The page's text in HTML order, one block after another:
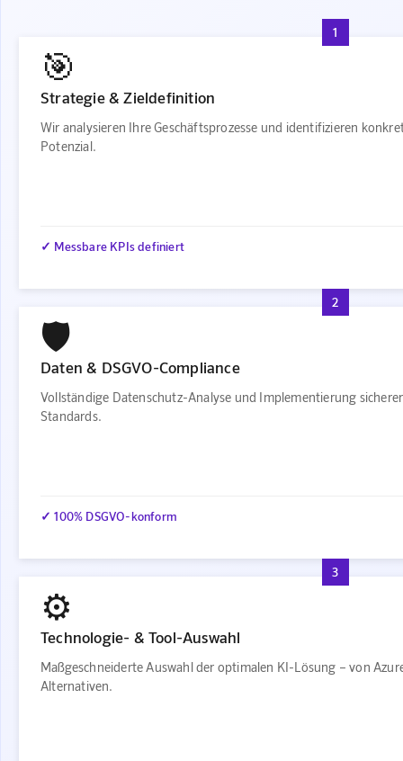
1
🎯
Strategie & Zieldefinition
Wir analysieren Ihre Geschäftsprozesse und identifizieren
Potenzial.
✓ Messbare KPIs definiert
2
🛡️
Daten & DSGVO-Compliance
Vollständige Datenschutz-Analyse und Implementierung
Standards.
✓ 100% DSGVO-konform
3
⚙️
Technologie- & Tool-Auswahl
Maßgeschneiderte Auswahl der optimalen KI-Lösung – von
Alternativen.